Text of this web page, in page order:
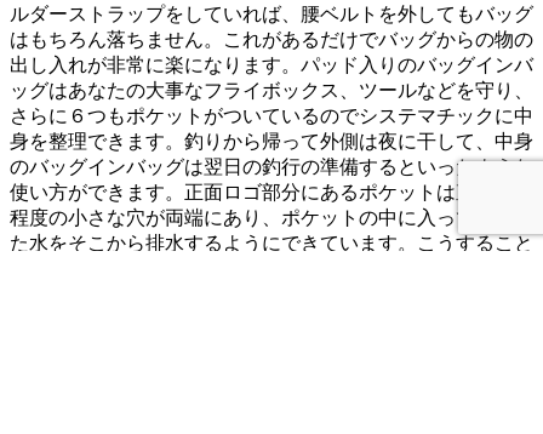
ルダーストラップをしていれば、腰ベルトを外してもバッグ
はもちろん落ちません。これがあるだけでバッグからの物の
出し入れが非常に楽になります。パッド入りのバッグインバ
ッグはあなたの大事なフライボックス、ツールなどを守り、
さらに６つもポケットがついているのでシステマチックに中
身を整理できます。釣りから帰って外側は夜に干して、中身
のバッグインバッグは翌日の釣行の準備するといったような
使い方ができます。正面ロゴ部分にあるポケットは直径5mm
程度の小さな穴が両端にあり、ポケットの中に入ってしまっ
た水をそこから排水するようにできています。こうすること